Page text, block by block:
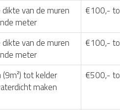
van de muren
meter
€100,-
van de muren
meter
€100,-
tot kelder
maken
€500,-